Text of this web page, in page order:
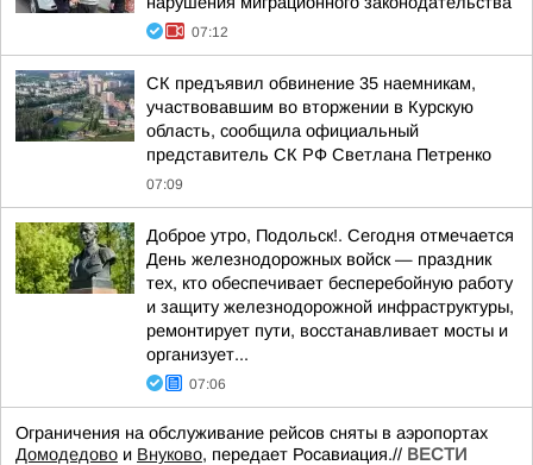
07:12
СК предъявил обвинение 35 наемникам,
участвовавшим во вторжении в Курскую
область, сообщила официальный
представитель СК РФ Светлана Петренко
07:09
Доброе утро, Подольск!. Сегодня отмечается
День железнодорожных войск — праздник
тех, кто обеспечивает бесперебойную работу
и защиту железнодорожной инфраструктуры,
ремонтирует пути, восстанавливает мосты и
организует...
07:06
Ограничения на обслуживание рейсов сняты в аэропортах
Домодедово и Внуково, передает Росавиация.// ВЕСТИ